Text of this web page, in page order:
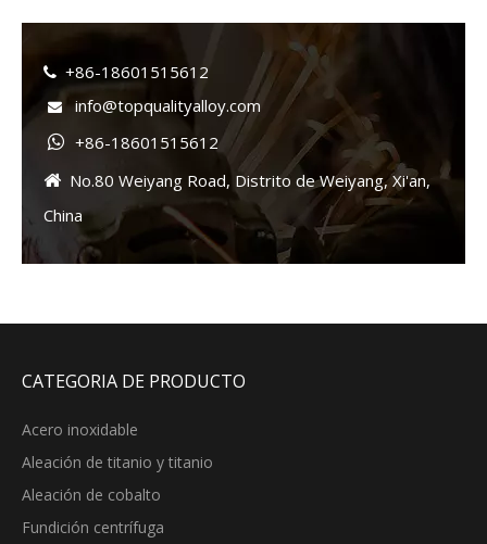
 +86-18601515612
 info@topqualityalloy.com
 +86-18601515612
 No.80 Weiyang Road, Distrito de Weiyang, Xi'an,
China
CATEGORIA DE PRODUCTO
Acero inoxidable
Aleación de titanio y titanio
Aleación de cobalto
Fundición centrífuga